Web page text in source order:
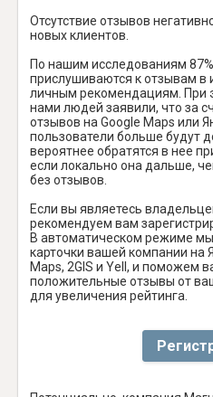
Отсутствие отзывов
новых клиентов.
По нашим исследованиям
прислушиваются к отзывам в
личным рекомендациям. При
нами людей заявили, что за
отзывов на Google Maps или
пользователи больше будут
вероятнее обратятся в нее
если локально она дальше,
без отзывов.
Если вы являетесь
рекомендуем вам
В автоматическом режиме
карточки вашей компании на
Maps, 2GIS и Yell, и поможем
положительные отзывы от
для увеличения рейтинга.